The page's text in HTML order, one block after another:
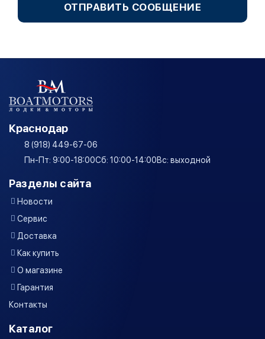
ОТПРАВИТЬ СООБЩЕНИЕ
Краснодар
8 (918) 449-67-06
Пн-Пт: 9:00-18:00Сб: 10:00-14:00Вс: выходной
Разделы сайта
Новости
Сервис
Доставка
Как купить
О магазине
Гарантия
Контакты
Каталог